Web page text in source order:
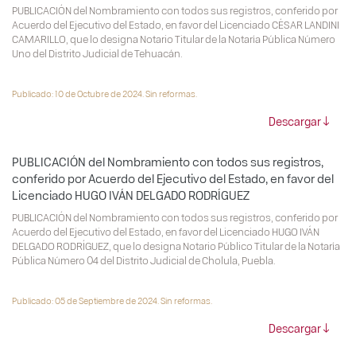
PUBLICACIÓN del Nombramiento con todos sus registros, conferido por
Acuerdo del Ejecutivo del Estado, en favor del Licenciado CÉSAR LANDINI
CAMARILLO, que lo designa Notario Titular de la Notaría Pública Número
Uno del Distrito Judicial de Tehuacán.
Publicado: 10 de Octubre de 2024. Sin reformas.
Descargar
PUBLICACIÓN del Nombramiento con todos sus registros,
conferido por Acuerdo del Ejecutivo del Estado, en favor del
Licenciado HUGO IVÁN DELGADO RODRÍGUEZ
PUBLICACIÓN del Nombramiento con todos sus registros, conferido por
Acuerdo del Ejecutivo del Estado, en favor del Licenciado HUGO IVÁN
DELGADO RODRÍGUEZ, que lo designa Notario Público Titular de la Notaría
Pública Número 04 del Distrito Judicial de Cholula, Puebla.
Publicado: 05 de Septiembre de 2024. Sin reformas.
Descargar